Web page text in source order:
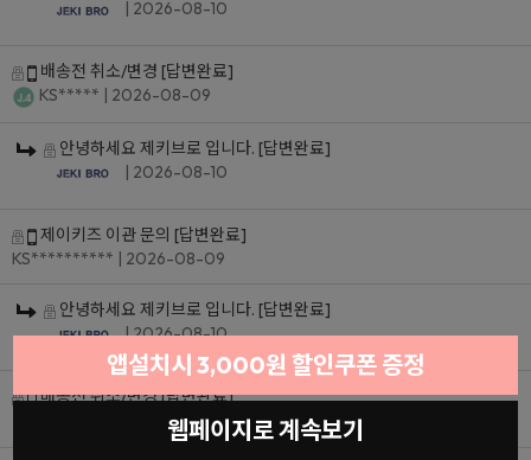
| 2026-08-10
배송전 취소/변경 [답변완료]
KS*****
| 2026-08-09
안녕하세요 제키브로 입니다. [답변완료]
| 2026-08-10
제이키즈 이관 문의 [답변완료]
KS********** | 2026-08-09
안녕하세요 제키브로 입니다. [답변완료]
| 2026-08-10
배송전 취소/변경[답변완료]
| 2026-08-09
앱설치시 3,000원 할인쿠폰 증정
웹페이지로 계속보기